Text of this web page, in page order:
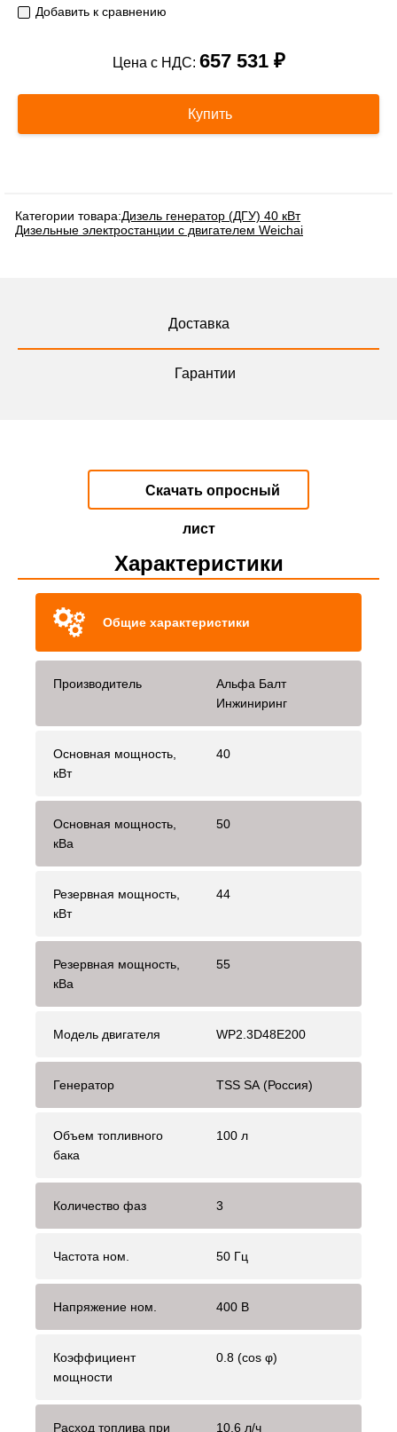
Добавить к сравнению
Цена с НДС: 657 531 ₽
Купить
Категории товара:Дизель генератор (ДГУ) 40 кВт
Дизельные электростанции с двигателем Weichai
Доставка
Гарантии
Скачать опросный
лист
Характеристики
Общие характеристики
Производитель
Альфа Балт
Инжиниринг
Основная мощность,
кВт
40
Основная мощность,
кВа
50
Резервная мощность,
кВт
44
Резервная мощность,
кВа
55
Модель двигателя WP2.3D48E200
Генератор TSS SA (Россия)
Объем топливного
бака
100 л
Количество фаз 3
Частота ном. 50 Гц
Напряжение ном. 400 В
Коэффициент
мощности
0.8 (cos φ)
Расход топлива при 10.6 л/ч